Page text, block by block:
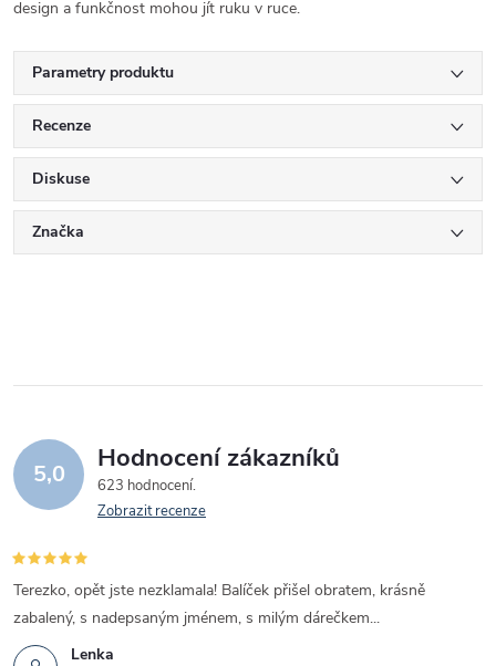
design a funkčnost mohou jít ruku v ruce.
Parametry produktu
Recenze
Diskuse
Značka
5,0 Hodnocení zákazníků
623 hodnocení
Zobrazit recenze
Lenka
Terezko, opět jste nezklamala! Balíček přišel obratem, krásně
zabalený, s nadepsaným jménem, s milým dárečkem...